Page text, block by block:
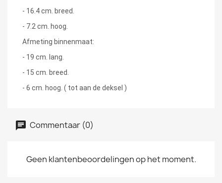
- 16.4 cm. breed.
- 7.2 cm. hoog.
Afmeting binnenmaat:
- 19 cm. lang.
- 15 cm. breed.
- 6 cm. hoog. ( tot aan de deksel )
Commentaar (0)
Geen klantenbeoordelingen op het moment.